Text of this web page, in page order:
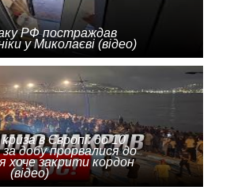
РФ постраждав
у Миколаєві (відео)
в Європі: до 10
добу прорвалися до
хоче закрити кордон
(відео)